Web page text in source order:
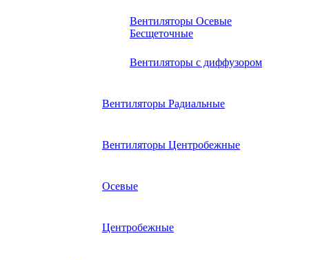
Вентиляторы Осевые
Бесщеточные
Вентиляторы с диффузором
Вентиляторы Радиальные
Вентиляторы Центробежные
Осевые
Центробежные